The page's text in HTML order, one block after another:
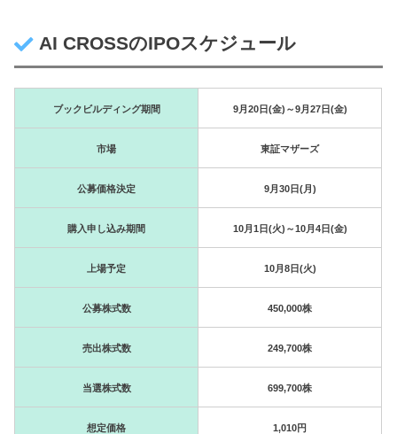
AI CROSSのIPOスケジュール
ブックビルディング期間 9月20日(金)～9月27日(金)
市場 東証マザーズ
公募価格決定 9月30日(月)
購入申し込み期間 10月1日(火)～10月4日(金)
上場予定 10月8日(火)
公募株式数 450,000株
売出株式数 249,700株
当選株式数 699,700株
想定価格 1,010円